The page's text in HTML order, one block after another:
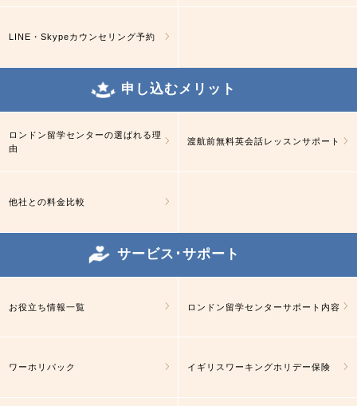
LINE・Skypeカウンセリング予約
申し込むメリット
ロンドン留学センターの選ばれる理
由
渡航前無料英会話レッスンサポート
他社との料金比較
サービス･サポート
お役立ち情報一覧 ロンドン留学センターサポート内容
ワーホリパック イギリスワーキングホリデー保険